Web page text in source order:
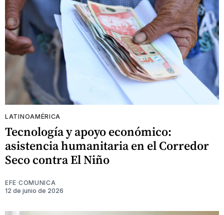
LATINOAMÉRICA
Tecnología y apoyo económico:
asistencia humanitaria en el Corredor
Seco contra El Niño
EFE COMUNICA
12 de junio de 2026